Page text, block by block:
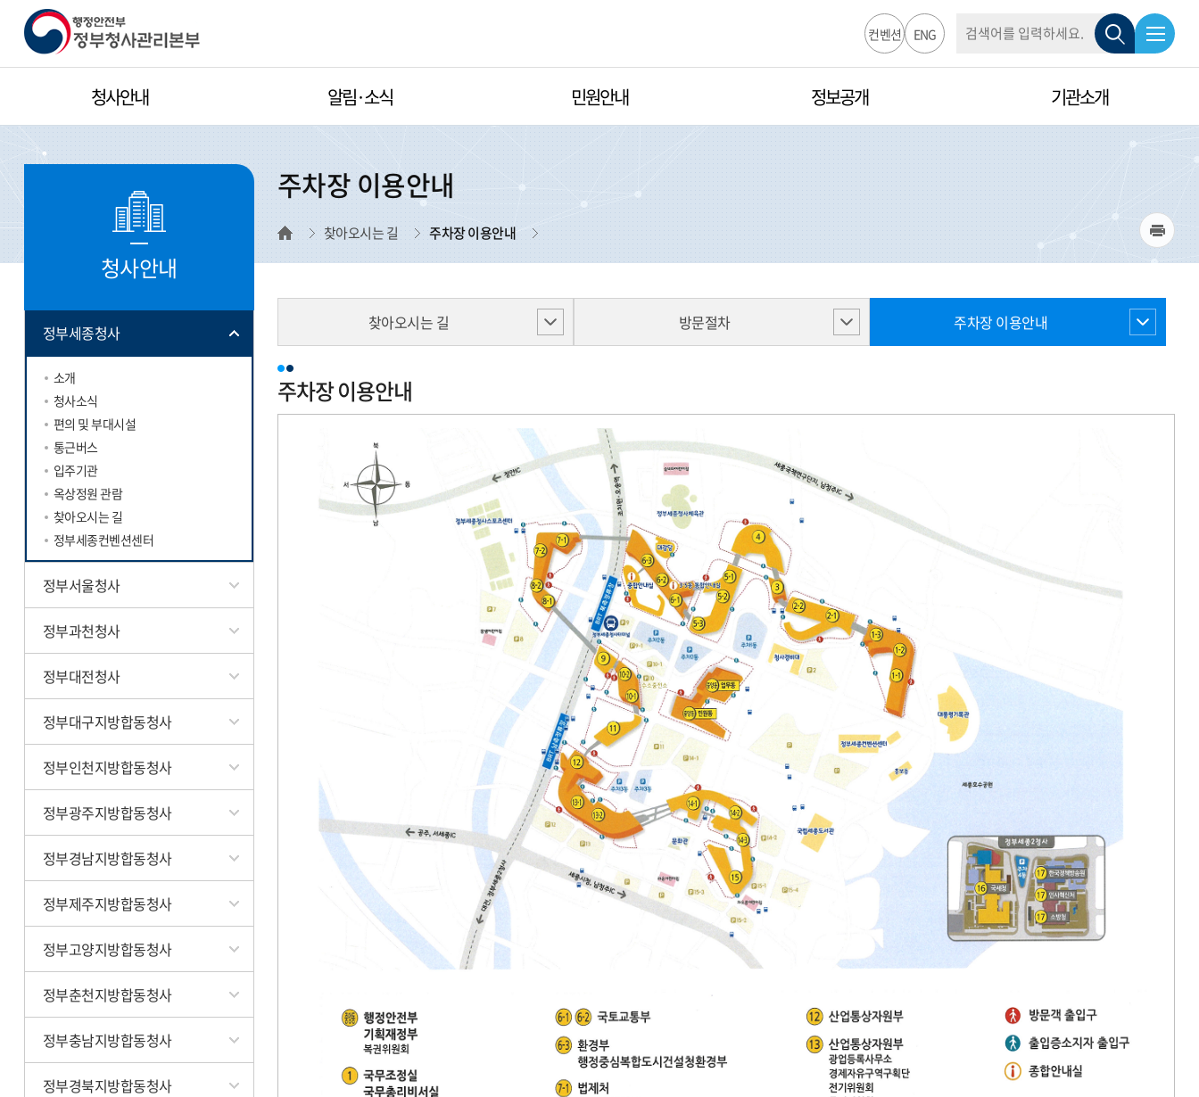
행정안전부 정부
청사관리본부
청사안내 알림·소식 민원안내 정보공개 기관소개
컨벤션 ENG
검
색
합 검
색
전
체
뉴
열
림
청사안내
정부세종청사
소개
청사소식
편의 및 부대시설
통근버스
입주기관
옥상정원 관람
찾아오시는 길
정부세종컨벤션센터
정부서울청사
정부과천청사
정부대전청사
정부대구지방합동청사
정부인천지방합동청사
정부광주지방합동청사
정부경남지방합동청사
정부제주지방합동청사
정부고양지방합동청사
정부춘천지방합동청사
정부충남지방합동청사
정부경북지방합동청사
주차장 이용안내
찾아오시는 길 주차장 이용안내
인
쇄
찾아오시는 길 방문절차 주차장 이용안내
주차장 이용안내